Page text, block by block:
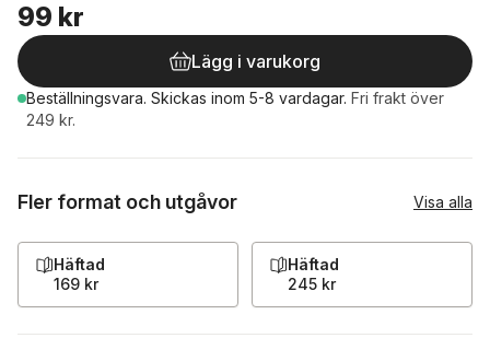
99 kr
Lägg i varukorg
Beställningsvara. Skickas inom 5-8 vardagar. Fri frakt över
249 kr.
Fler format och utgåvor Visa alla
Häftad
169 kr
Häftad
245 kr